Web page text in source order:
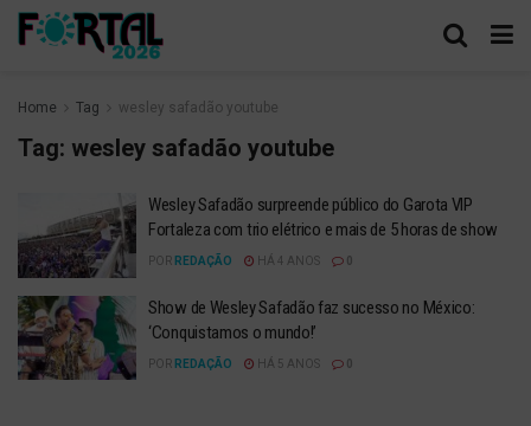
Home Tag wesley safadão youtube
Tag: wesley safadão youtube
Wesley Safadão surpreende público do Garota VIP
Fortaleza com trio elétrico e mais de 5 horas de show
POR REDAÇÃO HÁ 4 ANOS
Show de Wesley Safadão faz sucesso no México:
‘Conquistamos o mundo!’
POR REDAÇÃO HÁ 5 ANOS